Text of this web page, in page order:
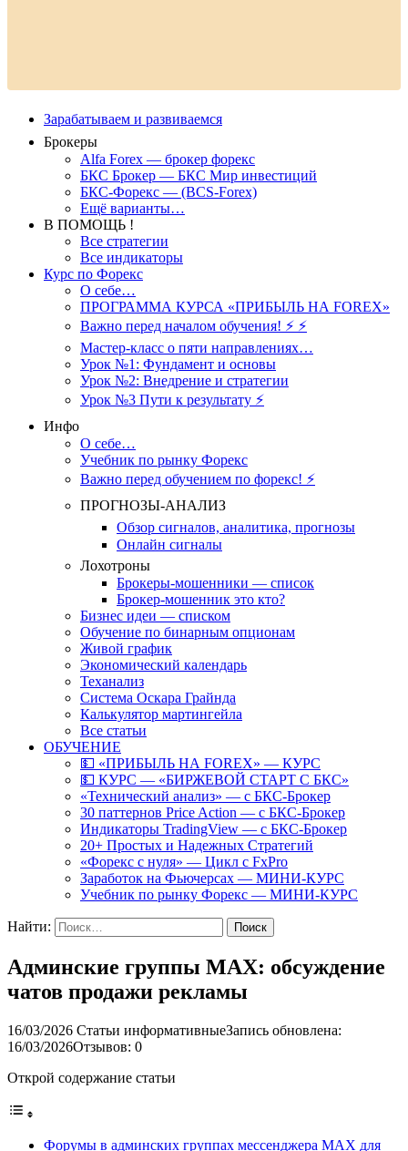
Зарабатываем и развиваемся
Брокеры
Alfa Forex — брокер форекс
БКС Брокер — БКС Мир инвестиций
БКС-Форекс — (BCS-Forex)
Ещё варианты…
В ПОМОЩЬ !
Все стратегии
Все индикаторы
Курс по Форекс
О себе…
ПРОГРАММА КУРСА «ПРИБЫЛЬ НА FOREX»
Важно перед началом обучения! ⚡ ⚡
Мастер-класс о пяти направлениях…
Урок №1: Фундамент и основы
Урок №2: Внедрение и стратегии
Урок №3 Пути к результату ⚡️
Инфо
О себе…
Учебник по рынку Форекс
Важно перед обучением по форекс! ⚡
ПРОГНОЗЫ-АНАЛИЗ
Обзор сигналов, аналитика, прогнозы
Онлайн сигналы
Лохотроны
Брокеры-мошенники — список
Брокер-мошенник это кто?
Бизнес идеи — списком
Обучение по бинарным опционам
Живой график
Экономический календарь
Теханализ
Система Оскара Грайнда
Калькулятор мартингейла
Все статьи
ОБУЧЕНИЕ
💵 «ПРИБЫЛЬ НА FOREX» — КУРС
💵 КУРС — «БИРЖЕВОЙ СТАРТ С БКС»
«Технический анализ» — с БКС-Брокер
30 паттернов Price Action — с БКС-Брокер
Индикаторы TradingView — с БКС-Брокер
20+ Простых и Надежных Стратегий
«Форекс с нуля» — Цикл с FxPro
Заработок на Фьючерсах — МИНИ-КУРС
Учебник по рынку Форекс — МИНИ-КУРС
Найти:
Админские группы MAX: обсуждение
чатов продажи рекламы
16/03/2026 Статьи информативныеЗапись обновлена:
16/03/2026Отзывов: 0
Открой содержание статьи
Форумы в админских группах мессенджера MAX для